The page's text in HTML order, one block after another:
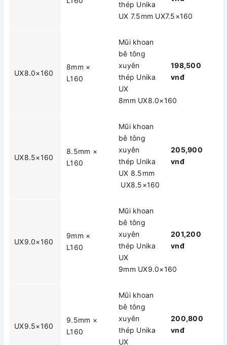
thép Unika
UX 7.5mm UX7.5×160
UX8.0×160
8mm ×
L160
Mũi khoan
bê tông
xuyên
thép Unika
UX
8mm UX8.0×160
198,500
vnđ
UX8.5×160
8.5mm ×
L160
Mũi khoan
bê tông
xuyên
thép Unika
UX 8.5mm​
UX8.5×160
205,900
vnđ
UX9.0×160
9mm ×
L160
Mũi khoan
bê tông
xuyên
thép Unika
UX
9mm UX9.0×160
201,200
vnđ
UX9.5×160
9.5mm ×
L160
Mũi khoan
bê tông
xuyên
thép Unika
UX
200,800
vnđ